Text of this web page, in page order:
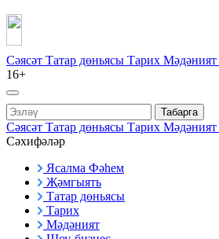
Сәясәт Татар дөньясы Тарих Мәдәният
16+
Табарга
Сәясәт Татар дөньясы Тарих Мәдәният
Сәхифәләр
Ясалма Фәһем
Җәмгыять
Татар дөньясы
Тарих
Мәдәният